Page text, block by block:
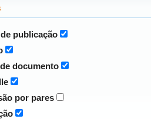
publicação
documento
por pares